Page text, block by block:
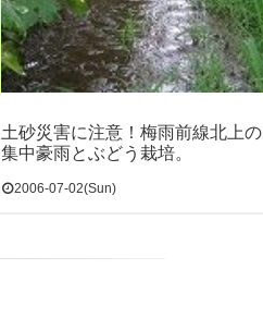
土砂災害に注意！梅雨前線北上の
集中豪雨とぶどう栽培。
2006-07-02(Sun)